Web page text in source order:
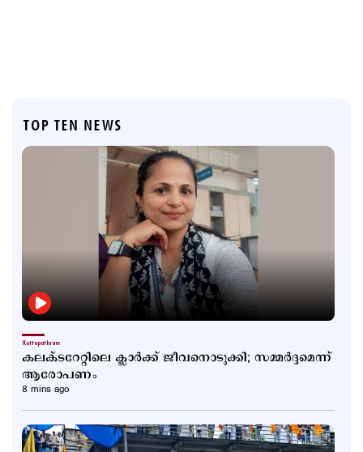
TOP TEN NEWS
Kuttapathram
കലക്ടറേറ്റിലെ ക്ലാർക്ക് ജീവനൊടുക്കി; സമ്മർദ്ദമെന്ന്
ആരോപണം
8 mins ago